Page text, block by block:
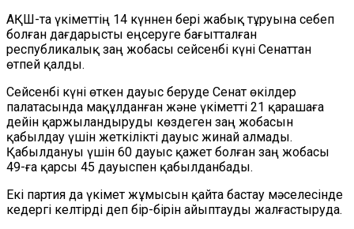
АҚШ-та үкіметтің 14 күннен бері жабық тұруына себеп
болған дағдарысты еңсеруге бағытталған
республикалық заң жобасы сейсенбі күні Сенаттан
өтпей қалды.
Сейсенбі күні өткен дауыс беруде Сенат өкілдер
палатасында мақұлданған және үкіметті 21 қарашаға
дейін қаржыландыруды көздеген заң жобасын
қабылдау үшін жеткілікті дауыс жинай алмады.
Қабылдануы үшін 60 дауыс қажет болған заң жобасы
49-ға қарсы 45 дауыспен қабылданбады.
Екі партия да үкімет жұмысын қайта бастау мәселесінде
кедергі келтірді деп бір-бірін айыптауды жалғастыруда.